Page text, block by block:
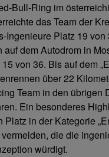
Bull-Ring im
das Team der
Ingenieure Platz 19 von
auf dem Autodrom in
von 36. Bis auf dem
über 22
Team in den übrigen
Ein besonderes
Platz in der Kategorie
vermelden, die die
würdigt.